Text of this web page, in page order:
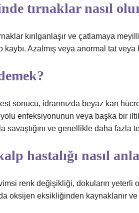
tırnaklar nasıl
kırılganlaşır ve çatlamaya
kaybı. Azalmış veya anormal tat
sonucu, idrarınızda beyaz kan
enfeksiyonunun veya başka bir
savaştığını ve genellikle daha fazla
hastalığı nasıl
renk değişikliği, dokuların yeterli
oksijen eksikliğinden kaynaklanır